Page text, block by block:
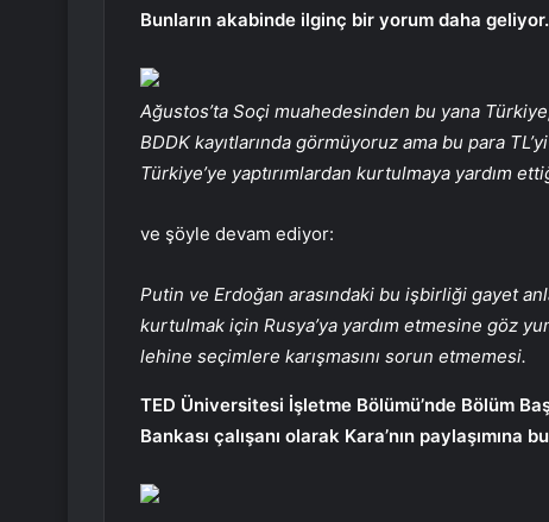
Bunların akabinde ilginç bir yorum daha
Ağustos’ta Soçi muahedesinden bu yana
BDDK kayıtlarında görmüyoruz ama bu para
Türkiye’ye yaptırımlardan kurtulmaya yardım
ve şöyle devam ediyor:
Putin ve Erdoğan arasındaki bu işbirliği gayet
kurtulmak için Rusya’ya yardım etmesine göz
lehine seçimlere karışmasını sorun etmemesi.
TED Üniversitesi İşletme Bölümü’nde Bölüm
Bankası çalışanı olarak Kara’nın